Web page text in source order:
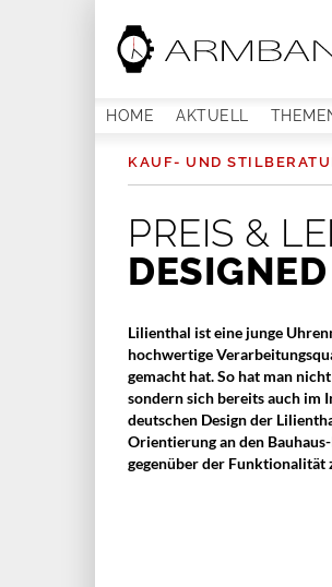
HOME AKTUELL
KAUF- UND
PREIS &
Lilienthal ist eine junge
hochwertige
gemacht hat. So hat man
sondern sich bereits auch im
deutschen Design der
Orientierung an den
gegenüber der